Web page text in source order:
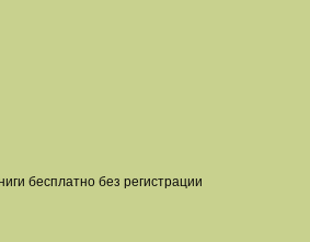
бесплатно без регистрации